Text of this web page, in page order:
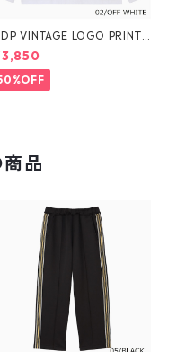
VINTAGE LOGO PRINT
TEE
品